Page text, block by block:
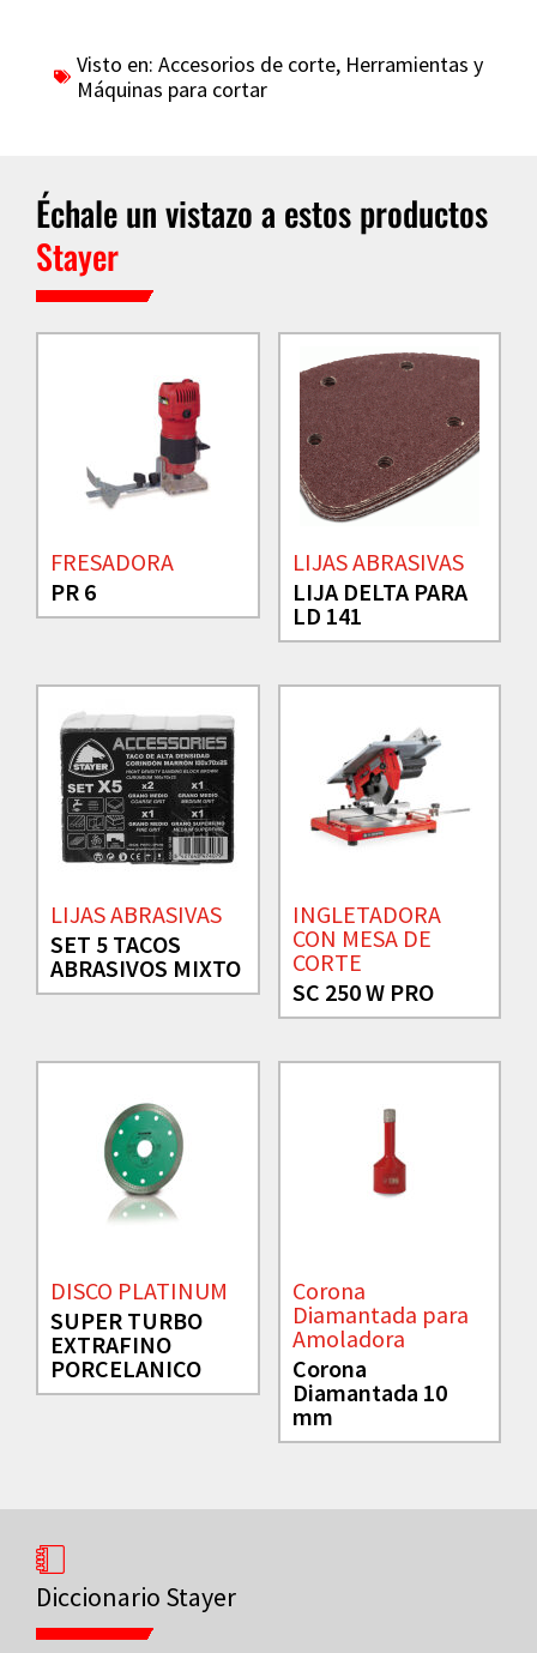
Visto en: Accesorios de corte, Herramientas y
Máquinas para cortar
Échale un vistazo a estos productos
Stayer
FRESADORA
PR 6
LIJAS ABRASIVAS
LIJA DELTA PARA
LD 141
LIJAS ABRASIVAS
SET 5 TACOS
ABRASIVOS MIXTO
INGLETADORA
CON MESA DE
CORTE
SC 250 W PRO
DISCO PLATINUM
SUPER TURBO
EXTRAFINO
PORCELANICO
Corona
Diamantada para
Amoladora
Corona
Diamantada 10
mm
Diccionario Stayer